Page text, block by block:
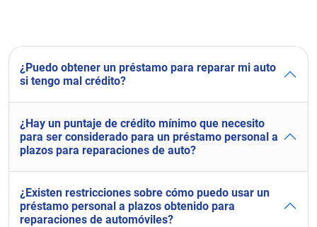
¿Puedo obtener un préstamo para reparar mi auto
si tengo mal crédito?
¿Hay un puntaje de crédito mínimo que necesito
para ser considerado para un préstamo personal a
plazos para reparaciones de auto?
¿Existen restricciones sobre cómo puedo usar un
préstamo personal a plazos obtenido para
reparaciones de automóviles?